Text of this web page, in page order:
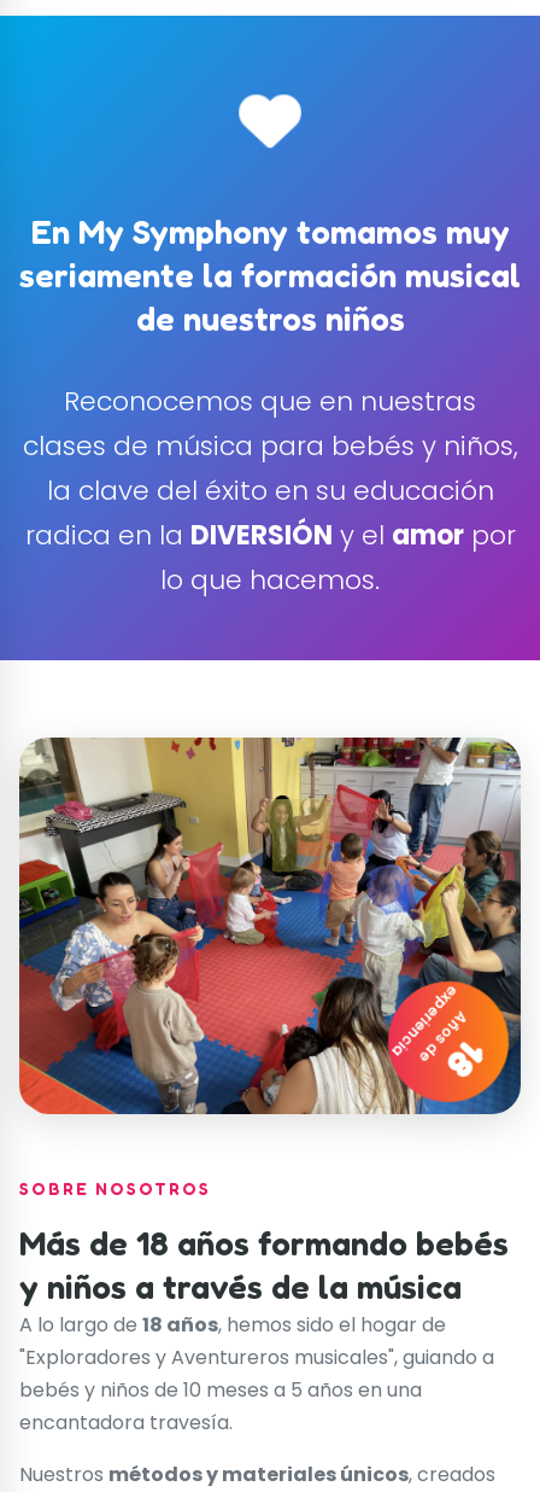
En My Symphony tomamos muy
seriamente la formación musical
de nuestros niños
Reconocemos que en nuestras
clases de música para bebés y niños,
la clave del éxito en su educación
radica en la DIVERSIÓN y el amorpor
lo que hacemos.
18
Años de
experiencia
SOBRE NOSOTROS
Más de 18 años formando bebés
y niños a través de la música
A lo largo de 18 años, hemos sido el hogar de
"Exploradores y Aventureros musicales", guiando a
bebés y niños de 10 meses a 5 años en una
encantadora travesía.
Nuestros métodos y materiales únicos, creados